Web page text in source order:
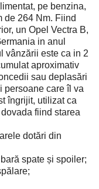
pe benzina,
de 264 Nm. Fiind
un Opel Vectra B,
in anul
vânzării este ca in 2
aproximativ
sau deplasări
persoane care îl va
îngrijit, utilizat ca
fiind starea
dotări din
spate și spoiler;